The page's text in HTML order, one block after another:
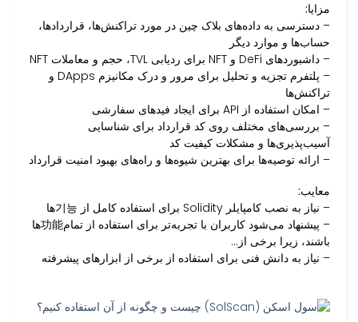
مزایا:
– دسترسی به داده‌های بلاک چین در مورد تراکنش‌ها، قراردادها،
حساب‌ها و موارد دیگر
– داشبوردهای DeFi و NFT برای ردیابی TVL، حجم و معاملات NFT
– پلتفرم تجزیه و تحلیل برای مرور و درک مکانیزم DApps و
تراکنش‌ها
– امکان استفاده از API برای ایجاد فیدهای سفارشی
– بررسی‌های مختلف روی کد قرارداد برای شناسایی
آسیب‌پذیری‌ها و مشکلات کیفیت کد
– ارائه توصیه‌ها برای بهترین شیوه‌ها و راه‌های بهبود امنیت قرارداد
معایب:
– نیاز به نصب کامپایلر Solidity برای استفاده کامل از 기능‌ها
– پیشنهاد می‌شود کاربران با تجربه‌تر برای استفاده از تمام功能‌ها
باشند، زیرا برخی از…
– نیاز به دانش فنی برای استفاده از برخی از ابزارهای پیشرفته